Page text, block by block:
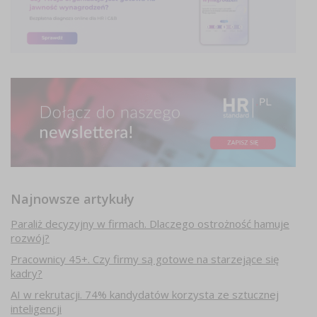
Najnowsze artykuły
Paraliż decyzyjny w firmach. Dlaczego ostrożność hamuje
rozwój?
Pracownicy 45+. Czy firmy są gotowe na starzejące się
kadry?
AI w rekrutacji. 74% kandydatów korzysta ze sztucznej
inteligencji